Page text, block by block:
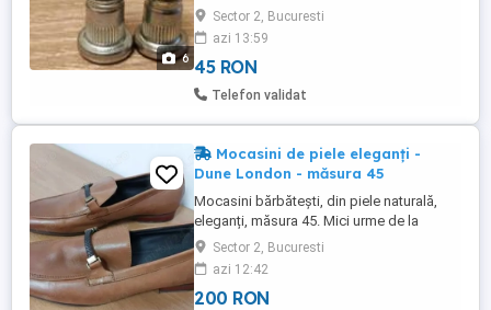
6
fiind identice (grosime prezon, pas filet,
diametru zona caneluri). Prezoane roti,
noi, originale Honda. 43mm - Jazz,
Insight, Civic, HR-V, FR-V, CR-V,
Accord(2002-2007), : P/N: 90113-SM1-005
Sector 2, Bucuresti
azi 13:59
45 RON
Telefon validat
Mocasini de piele eleganți -
Dune London - măsura 45
Mocasini bărbătești, din piele naturală,
eleganți, măsura 45. Mici urme de la
probat Culoare maro, elegantă, ușor de
asortat. Lungimea pantofului la interior: 29
cm Talpa și toc din material durabil cu
înălțimea de 2cm MADE IN INDIA Preț ușor
Sector 2, Bucuresti
azi 12:42
200 RON